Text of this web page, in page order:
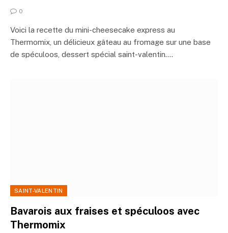
0
Voici la recette du mini-cheesecake express au
Thermomix, un délicieux gâteau au fromage sur une base
de spéculoos, dessert spécial saint-valentin.…
SAINT-VALENTIN
Bavarois aux fraises et spéculoos avec
Thermomix